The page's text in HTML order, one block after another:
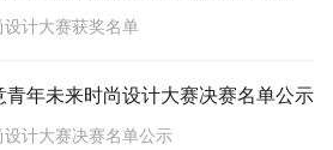
计大赛获奖名单
年未来时尚设计大赛决赛名单公示
计大赛决赛名单公示